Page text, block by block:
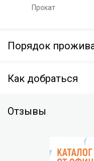
Прокат
Порядок
00:00
00:00
Условия отмены будут
НЕЯВКА ГОСТЯ
Как добраться
Скопировать координаты:
Отзывы